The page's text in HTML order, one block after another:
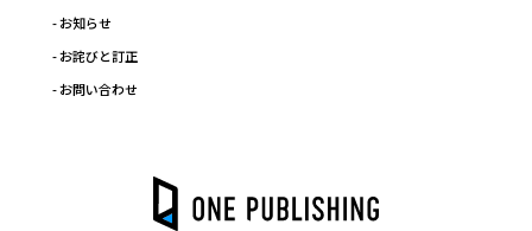
- お知らせ
- お詫びと訂正
- お問い合わせ